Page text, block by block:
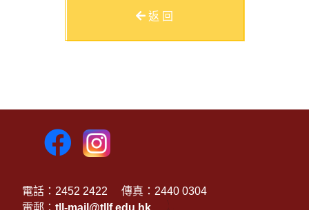
返 回
電話：2452 2422
傳真：2440 0304
電郵： tll-mail@tllf.edu.hk